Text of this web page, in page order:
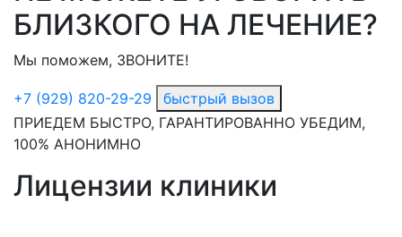
БЛИЗКОГО НА ЛЕЧЕНИЕ?
Мы поможем, ЗВОНИТЕ!
+7 (929) 820-29-29
быстрый вызов
ПРИЕДЕМ БЫСТРО, ГАРАНТИРОВАННО УБЕДИМ,
100% АНОНИМНО
Лицензии клиники